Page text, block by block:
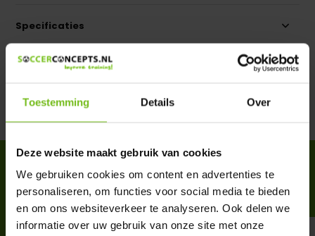
Toestemming Details Over
Deze website maakt gebruik van cookies
We gebruiken cookies om content en advertenties te
personaliseren, om functies voor social media te bieden
en om ons websiteverkeer te analyseren. Ook delen we
informatie over uw gebruik van onze site met onze
Specificaties
Complete your purchase